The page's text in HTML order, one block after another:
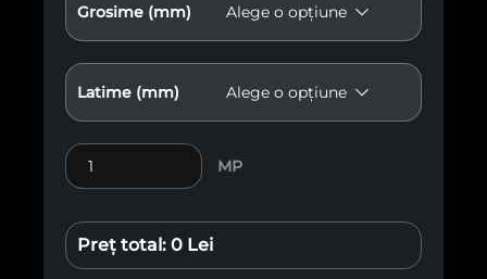
Grosime (mm)
Latime (mm)
Cantitate Lemn exotic Frake Thermo E2
MP
Preț total: 0 Lei